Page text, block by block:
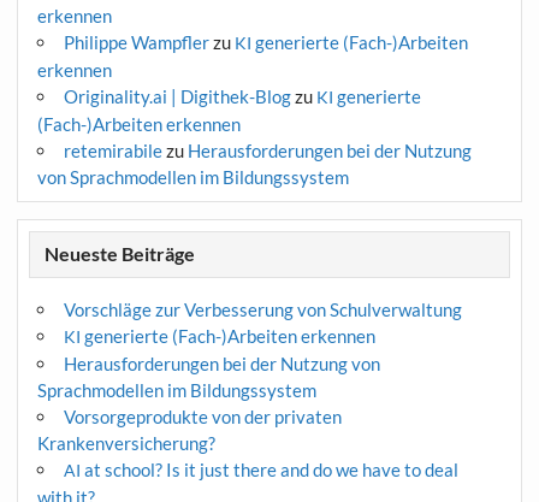
erkennen
Philippe Wampflerzu KI generierte (Fach-)Arbeiten
erkennen
Originality.ai | Digithek-Blogzu KI generierte
(Fach-)Arbeiten erkennen
retemirabilezu Herausforderungen bei der Nutzung
von Sprachmodellen im Bildungssystem
Neueste Beiträge
Vorschläge zur Verbesserung von Schulverwaltung
KI generierte (Fach-)Arbeiten erkennen
Herausforderungen bei der Nutzung von
Sprachmodellen im Bildungssystem
Vorsorgeprodukte von der privaten
Krankenversicherung?
AI at school? Is it just there and do we have to deal
with it?